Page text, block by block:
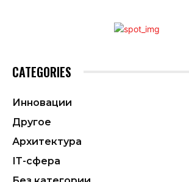
CATEGORIES
Инновации
Другое
Архитектура
ІТ-сфера